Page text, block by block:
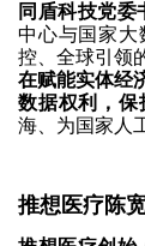
同盾科技党委
中心与国家大
控、全球引领
在赋能实体经
数据权利，保
海、为国家人
推想医疗陈